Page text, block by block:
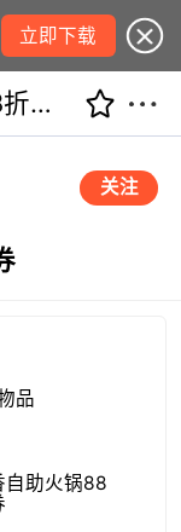
立即下载
锅色添香自助火锅88折优惠券
关注
品
自助火锅88